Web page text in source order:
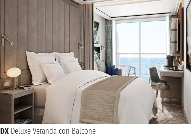
DX Deluxe Veranda con Balcone